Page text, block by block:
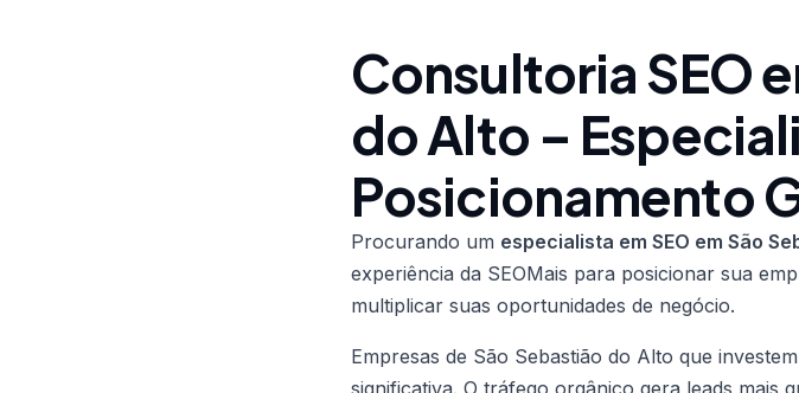
Consultoria SEO
do Alto –
Posicionamento
Procurando um especialista em SEO em São
experiência da SEOMais para posicionar sua
multiplicar suas oportunidades de negócio.
Empresas de São Sebastião do Alto que
significativa. O tráfego orgânico gera leads mais